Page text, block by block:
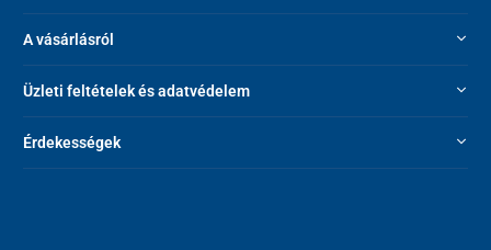
A vásárlásról
Üzleti feltételek és adatvédelem
Érdekességek